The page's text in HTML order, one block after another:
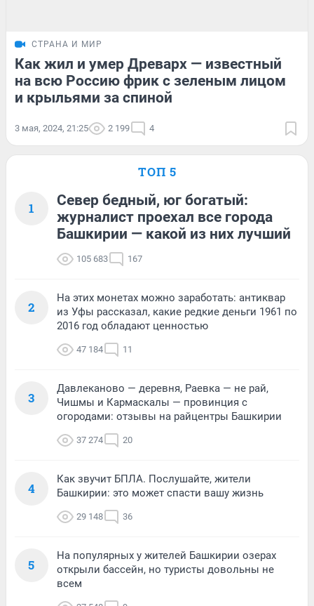
СТРАНА И МИР
Как жил и умер Древарх — известный
на всю Россию фрик с зеленым лицом
и крыльями за спиной
3 мая, 2024, 21:25 2 199 4
ТОП 5
1
Север бедный, юг богатый:
журналист проехал все города
Башкирии — какой из них лучший
105 683 167
2
На этих монетах можно заработать: антиквар
из Уфы рассказал, какие редкие деньги 1961 по
2016 год обладают ценностью
47 184 11
3
Давлеканово — деревня, Раевка — не рай,
Чишмы и Кармаскалы — провинция с
огородами: отзывы на райцентры Башкирии
37 274 20
4
Как звучит БПЛА. Послушайте, жители
Башкирии: это может спасти вашу жизнь
29 148 36
5
На популярных у жителей Башкирии озерах
открыли бассейн, но туристы довольны не
всем